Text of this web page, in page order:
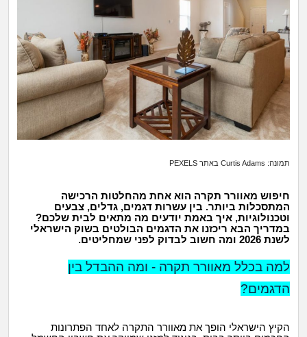
הורות ומשפחה
מתבגרים
מהבקו"ם... ועד מתי?!
עבודה וקריירה
חברים ואנשים
בית, שכנים ושותפים
הרשמה | התחברות
תמונה: Curtis Adams באתר PEXELS
חיפוש מאוורר תקרה הוא אחת מהחלטות הרכישה
המתסכלות ביותר. בין עשרות דגמים, גדלים, צבעים
וטכנולוגיות, איך באמת יודעים מה מתאים לבית שלכם?
במדריך הבא ריכזנו את הדגמים הבולטים בשוק הישראלי
לשנת 2026 ומה חשוב לבדוק לפני שמחליטים.
למה בכלל מאוורר תקרה - ומה ההבדל בין
הדגמים?
הקיץ הישראלי הופך את מאוורר התקרה לאחד הפתרונות